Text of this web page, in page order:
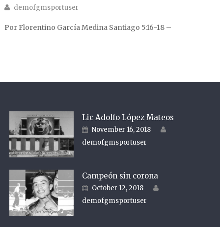
Author
demofgmsportuser
Por Florentino García Medina Santiago 5:16-18 –
Lic Adolfo López Mateos
Posted on
November 16, 2018
demofgmsportuser
Campeón sin corona
Posted on
October 12, 2018
demofgmsportuser